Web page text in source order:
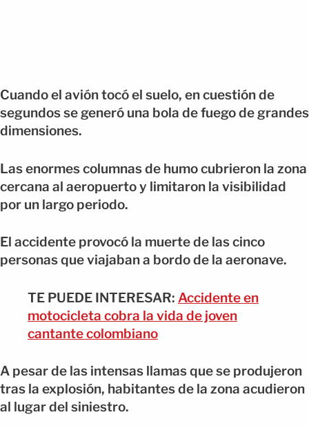
Cuando el avión tocó el suelo, en cuestión de
segundos se generó una bola de fuego de grandes
dimensiones.
Las enormes columnas de humo cubrieron la zona
cercana al aeropuerto y limitaron la visibilidad
por un largo periodo.
El accidente provocó la muerte de las cinco
personas que viajaban a bordo de la aeronave.
TE PUEDE INTERESAR: Accidente en
motocicleta cobra la vida de joven
cantante colombiano
A pesar de las intensas llamas que se produjeron
tras la explosión, habitantes de la zona acudieron
al lugar del siniestro.